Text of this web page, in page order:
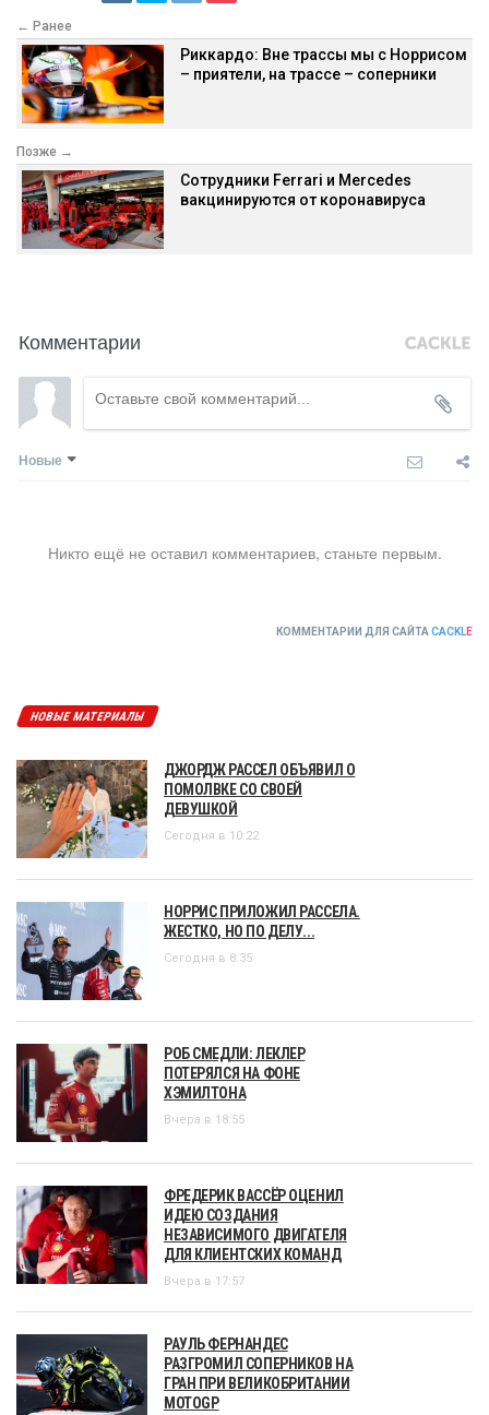
← Ранее
Риккардо: Вне трассы мы с Норрисом
– приятели, на трассе – соперники
Позже →
Сотрудники Ferrari и Mercedes
вакцинируются от коронавируса
Комментарии
Новые
Никто ещё не оставил комментариев, станьте первым.
КОММЕНТАРИИ ДЛЯ САЙТА CACKLE
НОВЫЕ МАТЕРИАЛЫ
ДЖОРДЖ РАССЕЛ ОБЪЯВИЛ О
ПОМОЛВКЕ СО СВОЕЙ
ДЕВУШКОЙ
Сегодня в 10:22
НОРРИС ПРИЛОЖИЛ РАССЕЛА.
ЖЕСТКО, НО ПО ДЕЛУ...
Сегодня в 8:35
РОБ СМЕДЛИ: ЛЕКЛЕР
ПОТЕРЯЛСЯ НА ФОНЕ
ХЭМИЛТОНА
Вчера в 18:55
ФРЕДЕРИК ВАССЁР ОЦЕНИЛ
ИДЕЮ СОЗДАНИЯ
НЕЗАВИСИМОГО ДВИГАТЕЛЯ
ДЛЯ КЛИЕНТСКИХ КОМАНД
Вчера в 17:57
РАУЛЬ ФЕРНАНДЕС
РАЗГРОМИЛ СОПЕРНИКОВ НА
ГРАН ПРИ ВЕЛИКОБРИТАНИИ
MOTOGP